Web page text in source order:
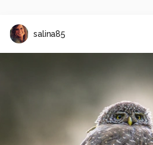
salina85